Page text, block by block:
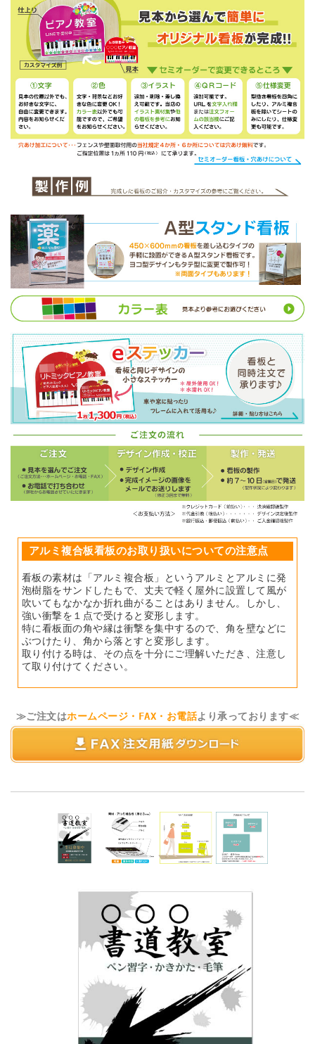
アルミ複合板看板のお取り扱いについての注意点
看板の素材は「アルミ複合板」というアルミとアルミに発
泡樹脂をサンドしたもで、丈夫で軽く屋外に設置して風が
吹いてもなかなか折れ曲がることはありません。しかし、
強い衝撃を１点で受けると変形します。
特に看板面の角や縁は衝撃を集中するので、角を壁などに
ぶつけたり、角から落とすと変形します。
取り付ける時は、その点を十分にご理解いただき、注意し
て取り付けてください。
≫ご注文はホームページ・FAX・お電話より承っております≪